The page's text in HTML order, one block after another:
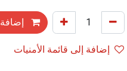
إضافة إلى قائمة الأمنيات